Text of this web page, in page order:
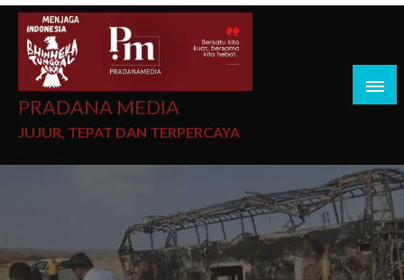
PRADANA MEDIA
JUJUR, TEPAT DAN TERPERCAYA